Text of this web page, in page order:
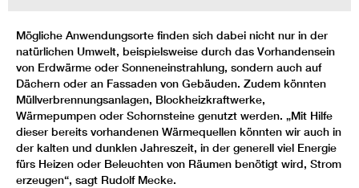
Mögliche Anwendungsorte finden sich dabei nicht nur in der
natürlichen Umwelt, beispielsweise durch das Vorhandensein
von Erdwärme oder Sonneneinstrahlung, sondern auch auf
Dächern oder an Fassaden von Gebäuden. Zudem könnten
Müllverbrennungsanlagen, Blockheizkraftwerke,
Wärmepumpen oder Schornsteine genutzt werden. „Mit Hilfe
dieser bereits vorhandenen Wärmequellen könnten wir auch in
der kalten und dunklen Jahreszeit, in der generell viel Energie
fürs Heizen oder Beleuchten von Räumen benötigt wird, Strom
erzeugen“, sagt Rudolf Mecke.